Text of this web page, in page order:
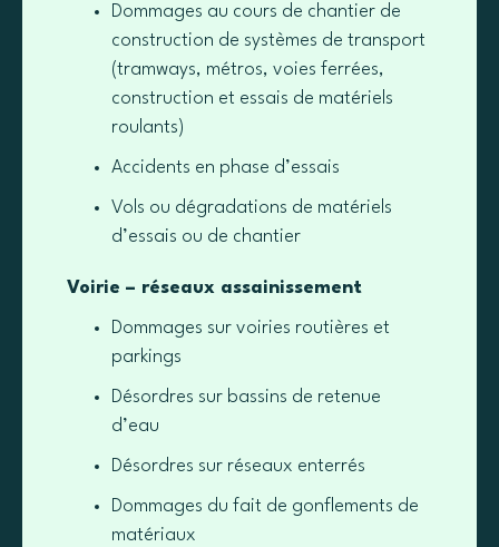
Dommages au cours de chantier de
construction de systèmes de transport
(tramways, métros, voies ferrées,
construction et essais de matériels
roulants)
Accidents en phase d’essais
Vols ou dégradations de matériels
d’essais ou de chantier
Voirie – réseaux assainissement
Dommages sur voiries routières et
parkings
Désordres sur bassins de retenue
d’eau
Désordres sur réseaux enterrés
Dommages du fait de gonflements de
matériaux